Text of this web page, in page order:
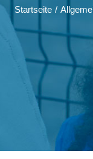
Startseite /